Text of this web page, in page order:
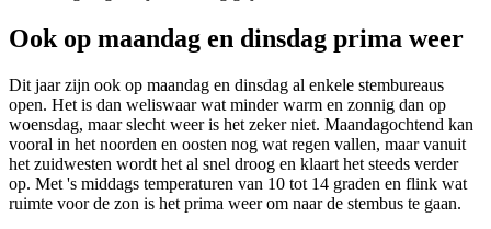
Ook op maandag en dinsdag prima weer
Dit jaar zijn ook op maandag en dinsdag al enkele stembureaus
open. Het is dan weliswaar wat minder warm en zonnig dan op
woensdag, maar slecht weer is het zeker niet. Maandagochtend kan
vooral in het noorden en oosten nog wat regen vallen, maar vanuit
het zuidwesten wordt het al snel droog en klaart het steeds verder
op. Met 's middags temperaturen van 10 tot 14 graden en flink wat
ruimte voor de zon is het prima weer om naar de stembus te gaan.